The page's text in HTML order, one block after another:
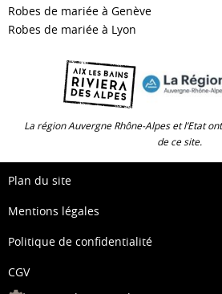
Robes de mariée à Genève
Robes de mariée à Lyon
La région Auvergne Rhône-Alpes et l’Etat
de ce site.
Plan du site
Mentions légales
Politique de confidentialité
CGV